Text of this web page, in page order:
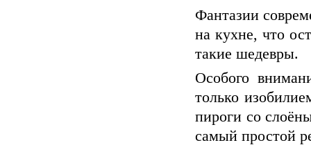
Фантазии
на кухне, что
такие шедевры.
Особого
только
пироги со
самый простой